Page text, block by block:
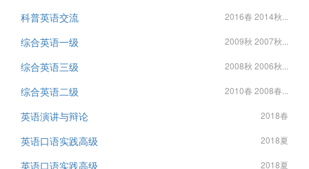
科普英语交流 2016春 2014秋...
综合英语一级 2009秋 2007秋...
综合英语三级 2008秋 2006秋...
综合英语二级 2010春 2008春...
英语演讲与辩论 2018春
英语口语实践高级 2018夏
英语口语实践高级 2018夏